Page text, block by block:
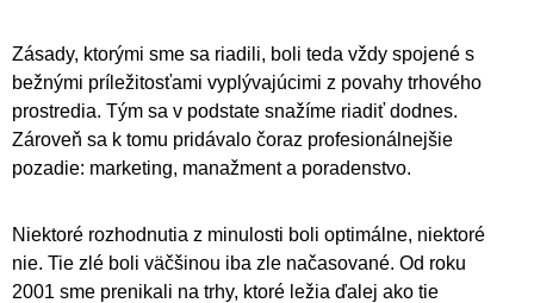
Zásady, ktorými sme sa riadili, boli teda vždy spojené s
bežnými príležitosťami vyplývajúcimi z povahy trhového
prostredia. Tým sa v podstate snažíme riadiť dodnes.
Zároveň sa k tomu pridávalo čoraz profesionálnejšie
pozadie: marketing, manažment a poradenstvo.
Niektoré rozhodnutia z minulosti boli optimálne, niektoré
nie. Tie zlé boli väčšinou iba zle načasované. Od roku
2001 sme prenikali na trhy, ktoré ležia ďalej ako tie